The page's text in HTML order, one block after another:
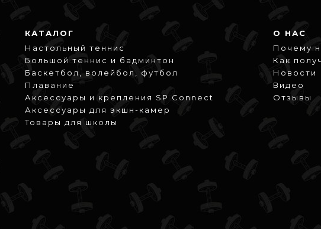
КАТАЛОГ
Настольный теннис
Большой теннис и бадминтон
Баскетбол, волейбол, футбол
Плавание
Аксессуары и крепления SP Connect
Аксессуары для экшн-камер
Товары для школы
О НАС
Почему
Как
Новости
Видео
Отзывы